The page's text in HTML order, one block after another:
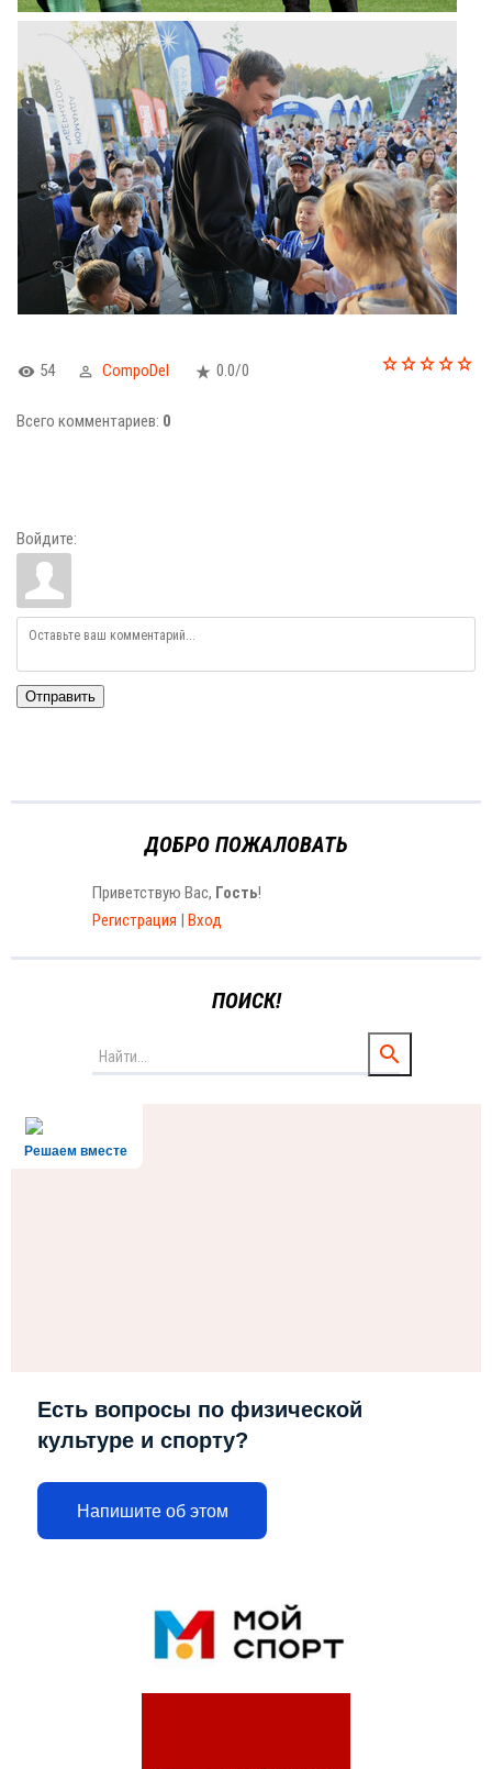
54 CompoDel 0.0/0
Всего комментариев: 0
Войдите:
Отправить
ДОБРО ПОЖАЛОВАТЬ
Приветствую Вас, Гость!
Регистрация | Вход
ПОИСК!
Решаем вместе
Есть вопросы по физической
культуре и спорту?
Напишите об этом